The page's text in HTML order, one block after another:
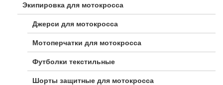
Экипировка для мотокросса
Джерси для мотокросса
Мотоперчатки для мотокросса
Футболки текстильные
Шорты защитные для мотокросса